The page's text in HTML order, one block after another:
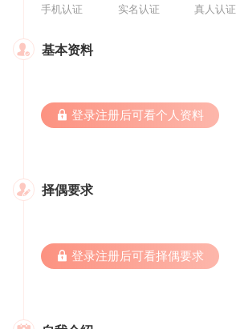
手机认证 实名认证 真人认证
 基本资料
 登录注册后可看个人资料
 择偶要求
 登录注册后可看择偶要求